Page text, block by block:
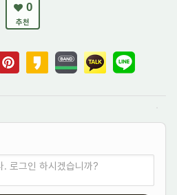
0
추천
. 로그인 하시겠습니까?